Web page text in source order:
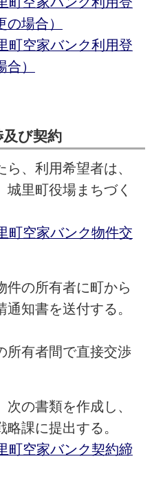
場合）
空家バンク利用登
）
び契約
、利用希望者は、
里町役場まちづく
空家バンク物件交
の所有者に町から
知書を送付する。
有者間で直接交渉
の書類を作成し、
課に提出する。
空家バンク契約締